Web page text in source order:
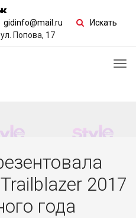
gidinfo@mail.ru
Искать
Попова, 17
2017
года